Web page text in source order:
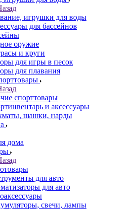
игрушки для воды
для бассейнов
оружие
и круги
для игры в песок
для плавания
спорттовары
и аксессуары
шашки, нарды
дома
для авто
для авто
свечи, лампы